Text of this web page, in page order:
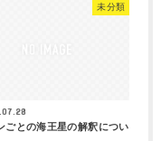
未分類
ごとの海王星の解釈につい